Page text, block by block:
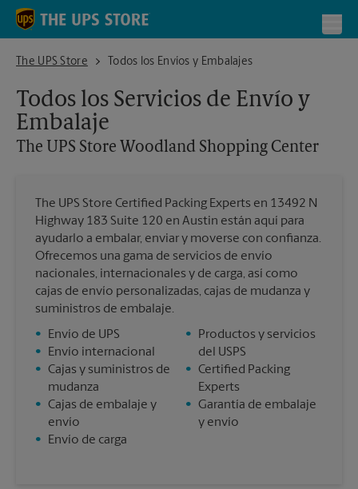
Skip to content
Return to Nav
The UPS Store
The UPS Store Woodland Shopping Center
Todos los Envíos y Embalajes
Todos los Servicios de Envío y
Embalaje
The UPS Store Woodland Shopping Center
The UPS Store Certified Packing Experts en 13492 N
Highway 183 Suite 120 en Austin están aquí para
ayudarlo a embalar, enviar y moverse con confianza.
Ofrecemos una gama de servicios de envío
nacionales, internacionales y de carga, así como
cajas de envío personalizadas, cajas de mudanza y
suministros de embalaje.
•
Envío de UPS
•
Envío internacional
• Cajas y suministros de
mudanza
• Cajas de embalaje y
envío
•
Envío de carga
•
Productos y servicios
del USPS
• Certified Packing
Experts
• Garantía de embalaje
y envío